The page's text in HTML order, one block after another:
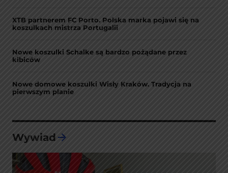
XTB partnerem FC Porto. Polska marka pojawi się na
koszulkach mistrza Portugalii
Nowe koszulki Schalke są bardzo pożądane przez
kibiców
Nowe domowe koszulki Wisły Kraków. Tradycja na
pierwszym planie
Wywiad